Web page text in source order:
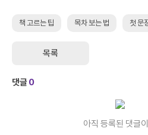
책 고르는 팁 목차 보는 법 첫 문
목록
댓글0
아직 등록된 댓글